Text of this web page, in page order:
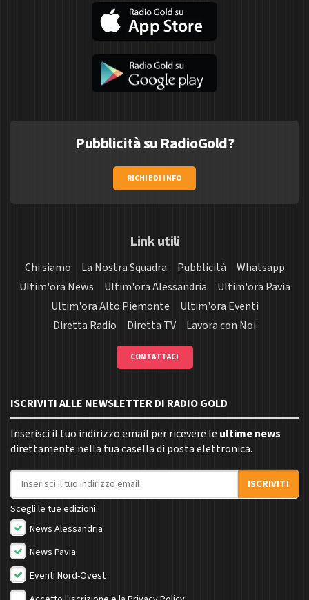
Pubblicità su RadioGold?
RICHIEDI INFO
Link utili
Chi siamo La Nostra Squadra Pubblicità
Whatsapp
Ultim'ora News
Ultim'ora Alessandria
Ultim'ora Pavia
Ultim'ora Alto Piemonte
Ultim'ora Eventi
Diretta Radio
Diretta TV Lavora con Noi
CONTATTACI
ISCRIVITI ALLE NEWSLETTER DI RADIO GOLD
Inserisci il tuo indirizzo email per ricevere le ultime news
direttamente nella tua casella di posta elettronica.
Indirizzo email
ISCRIVITI
Scegli le tue edizioni:
News Alessandria
News Pavia
Eventi Nord-Ovest